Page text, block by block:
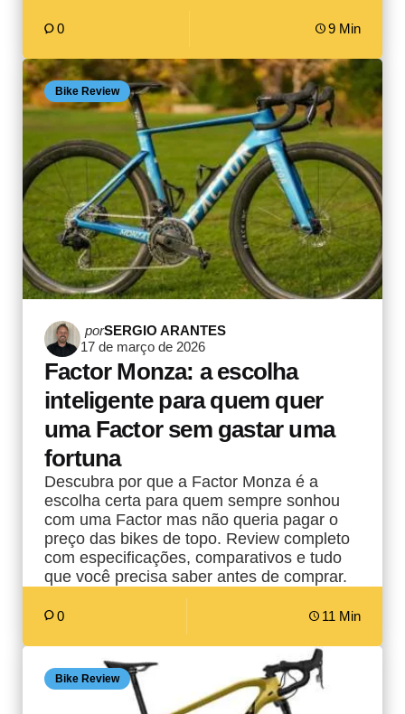
0 9 Min
Bike Review
Postado
por
porSERGIO ARANTES
17 de março de 2026
Factor Monza: a escolha
inteligente para quem quer
uma Factor sem gastar uma
fortuna
Descubra por que a Factor Monza é a
escolha certa para quem sempre sonhou
com uma Factor mas não queria pagar o
preço das bikes de topo. Review completo
com especificações, comparativos e tudo
que você precisa saber antes de comprar.
0 11 Min
Bike Review